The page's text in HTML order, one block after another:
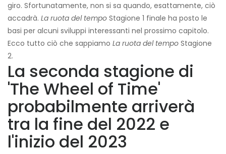
giro. Sfortunatamente, non si sa quando, esattamente, ciò
accadrà. La ruota del tempo Stagione 1 finale ha posto le
basi per alcuni sviluppi interessanti nel prossimo capitolo.
Ecco tutto ciò che sappiamo La ruota del tempo Stagione
2.
La seconda stagione di
'The Wheel of Time'
probabilmente arriverà
tra la fine del 2022 e
l'inizio del 2023